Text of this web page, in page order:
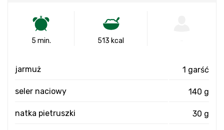
5 min. 513 kcal
jarmuż 1 garść
seler naciowy 140 g
natka pietruszki 30 g